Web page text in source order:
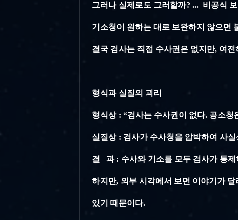
그러나 실제로도 그러할까? ... 비공식
기소청이 원하는 대로 보완하지 않으면
결국 검사는 직접 수사권은 없지만, 여
형식과 실질의 괴리
형식상 : “검사는 수사권이 없다. 공소청
실질상 : 검사가 수사청을 압박하여 사
결 과 : 수사와 기소를 모두 검사가 통
하지만, 외부 시각에서 보면 이야기가
있기 때문이다.